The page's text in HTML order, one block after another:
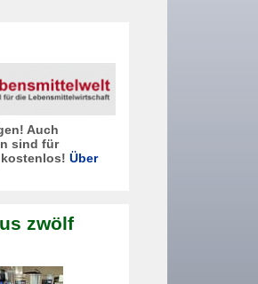
Auch
sind für
Über
zwölf